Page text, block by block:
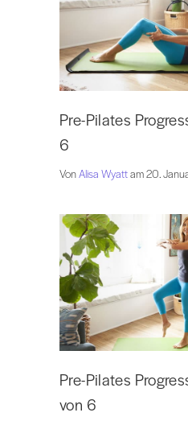
Pre-Pilates
6
VonAlisa Wyattam 20.
Pre-Pilates
von 6